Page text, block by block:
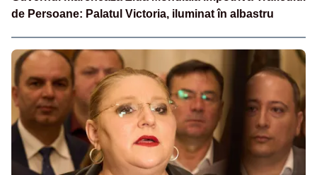
de Persoane: Palatul Victoria, iluminat în albastru